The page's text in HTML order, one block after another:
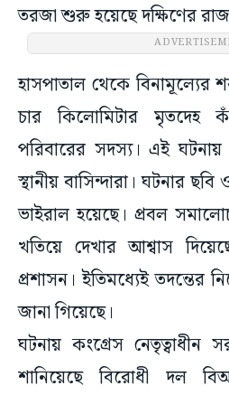
তরজা শুরু হয়েছে দক্ষিণের
হাসপাতাল থেকে বিনামূল্যের
চার কিলোমিটার মৃতদেহ
পরিবারের সদস্য। এই
স্থানীয় বাসিন্দারা। ঘটনার
ভাইরাল হয়েছে। প্রবল
খতিয়ে দেখার আশ্বাস
প্রশাসন। ইতিমধ্যেই তদন্তের
জানা গিয়েছে।
ঘটনায় কংগ্রেস নেতৃত্বাধীন
শানিয়েছে বিরোধী দল